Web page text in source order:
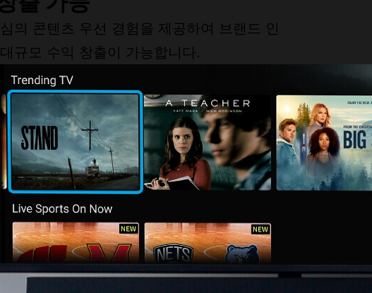
의 콘텐츠 우선 경험을 제공하여 브랜드 인
규모 수익 창출이 가능합니다.